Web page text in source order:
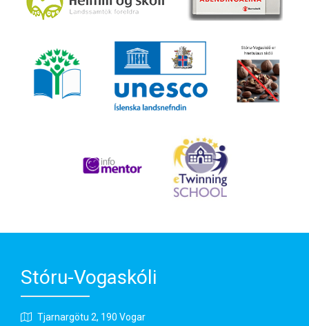
Stóru-Vogaskóli
Tjarnargötu 2, 190 Vogar